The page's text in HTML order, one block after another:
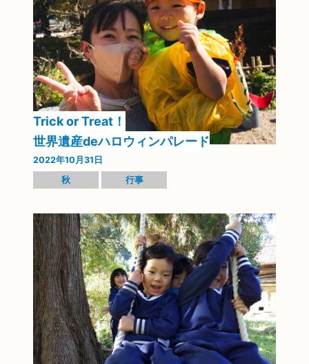
Trick or Treat！
世界遺産deハロウィンパレード
2022年10月31日
秋
行事